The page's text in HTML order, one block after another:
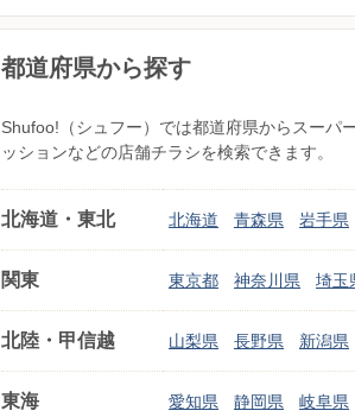
都道府県から探す
Shufoo!（シュフー）では都道府県からスーパ
ッションなどの店舗チラシを検索できます。
北海道・東北 北海道 青森県 岩手県
関東 東京都 神奈川県 埼玉
北陸・甲信越 山梨県 長野県 新潟県
東海 愛知県 静岡県 岐阜県